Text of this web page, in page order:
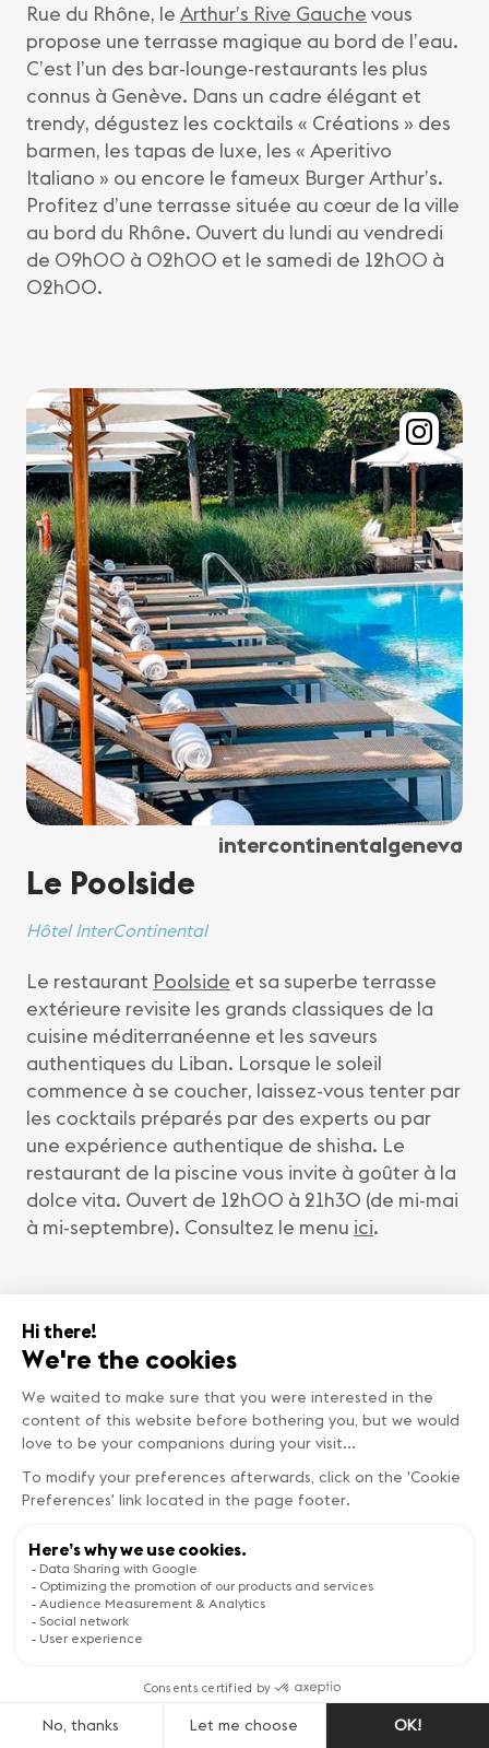
Rue du Rhône, le Arthur’s Rive Gauche vous
propose une terrasse magique au bord de l’eau.
C’est l’un des bar-lounge-restaurants les plus
connus à Genève. Dans un cadre élégant et
trendy, dégustez les cocktails « Créations » des
barmen, les tapas de luxe, les « Aperitivo
Italiano » ou encore le fameux Burger Arthur’s.
Profitez d’une terrasse située au cœur de la ville
au bord du Rhône. Ouvert du lundi au vendredi
de 09h00 à 02h00 et le samedi de 12h00 à
02h00.
intercontinentalgeneva
Le Poolside
Hôtel InterContinental
Le restaurant Poolside et sa superbe terrasse
extérieure revisite les grands classiques de la
cuisine méditerranéenne et les saveurs
authentiques du Liban. Lorsque le soleil
commence à se coucher, laissez-vous tenter par
les cocktails préparés par des experts ou par
une expérience authentique de shisha. Le
restaurant de la piscine vous invite à goûter à la
dolce vita. Ouvert de 12h00 à 21h30 (de mi-mai
à mi-septembre). Consultez le menu ici.
Ambiance afterwork